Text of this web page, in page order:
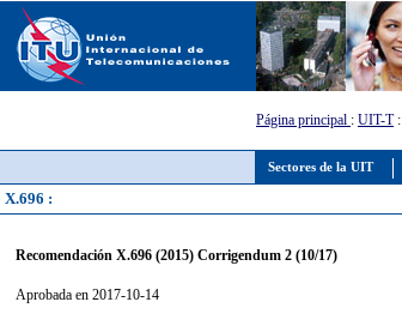
Sectores de la UIT
Página principal : UIT-T:
X.696 :
Recomendación X.696 (2015) Corrigendum 2 (10/17)
Aprobada en 2017-10-14